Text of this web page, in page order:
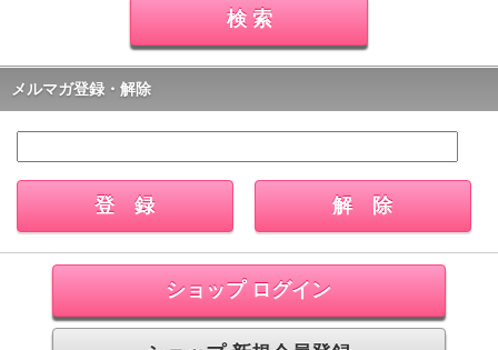
メルマガ登録・解除
ショップ ログイン